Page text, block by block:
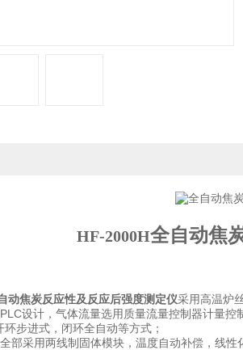
HF-2000H全自动焦
动焦炭反应性及反应后强度测定仪采用高温炉
设计，气体流量选用质量流量控制器计量
步进式，闭环全自动等方式；
部采用两线制固体模块，温度自动补偿，线性